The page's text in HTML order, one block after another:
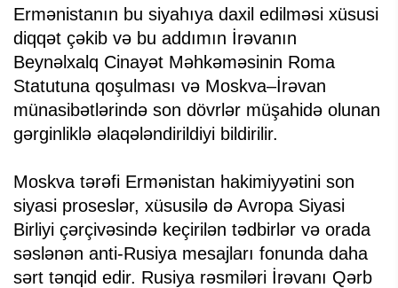
Ermənistanın bu siyahıya daxil edilməsi xüsusi
diqqət çəkib və bu addımın İrəvanın
Beynəlxalq Cinayət Məhkəməsinin Roma
Statutuna qoşulması və Moskva–İrəvan
münasibətlərində son dövrlər müşahidə olunan
gərginliklə əlaqələndirildiyi bildirilir.
Moskva tərəfi Ermənistan hakimiyyətini son
siyasi proseslər, xüsusilə də Avropa Siyasi
Birliyi çərçivəsində keçirilən tədbirlər və orada
səslənən anti-Rusiya mesajları fonunda daha
sərt tənqid edir. Rusiya rəsmiləri İrəvanı Qərb